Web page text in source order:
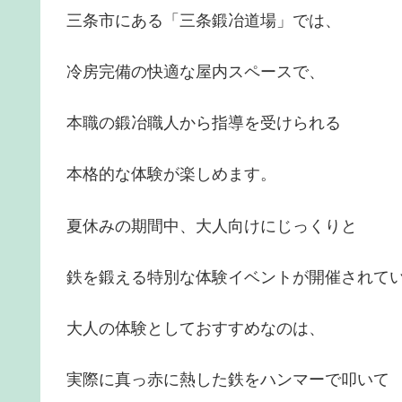
三条市にある「三条鍛冶道場」では、
冷房完備の快適な屋内スペースで、
本職の鍛冶職人から指導を受けられる
本格的な体験が楽しめます。
夏休みの期間中、大人向けにじっくりと
鉄を鍛える特別な体験イベントが開催されて
大人の体験としておすすめなのは、
実際に真っ赤に熱した鉄をハンマーで叩いて